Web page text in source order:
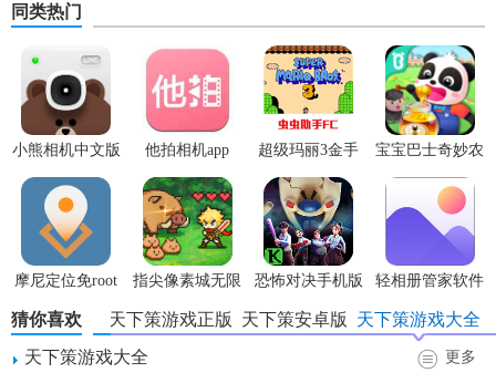
同类热门
小熊相机中文版 他拍相机app
超级玛丽3金手
指版
宝宝巴士奇妙农
场最新版
摩尼定位免root
指尖像素城无限
代金券版
恐怖对决手机版 轻相册管家软件
猜你喜欢 天下策游戏大全
天下策安卓版
天下策游戏正版
天下策游戏大全
更多